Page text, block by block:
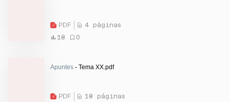
PDF
4 páginas
18
0
Apuntes - Tema XX.pdf
PDF 18 páginas